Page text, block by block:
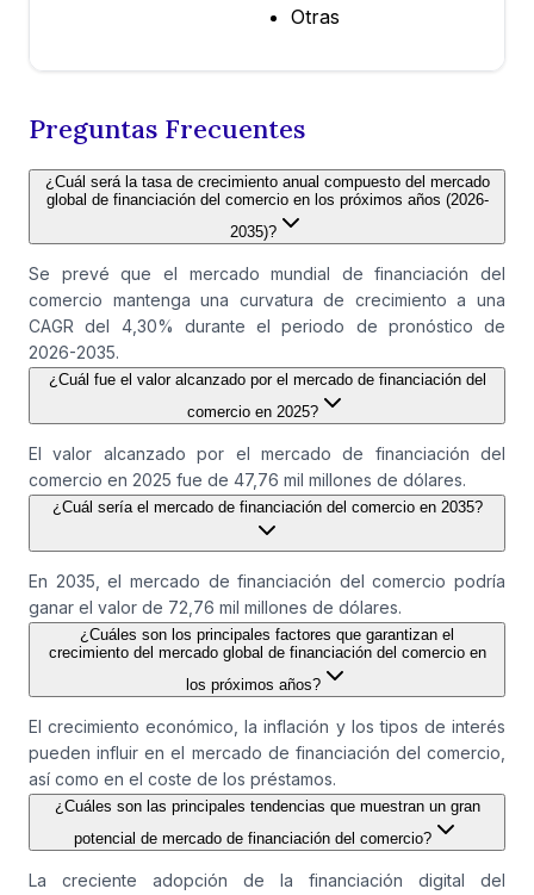
Otras
Preguntas Frecuentes
¿Cuál será la tasa de crecimiento anual compuesto del mercado
global de financiación del comercio en los próximos años (2026-
2035)?
Se prevé que el mercado mundial de financiación del
comercio mantenga una curvatura de crecimiento a una
CAGR del 4,30% durante el periodo de pronóstico de
2026-2035.
¿Cuál fue el valor alcanzado por el mercado de financiación del
comercio en 2025?
El valor alcanzado por el mercado de financiación del
comercio en 2025 fue de 47,76 mil millones de dólares.
¿Cuál sería el mercado de financiación del comercio en 2035?
En 2035, el mercado de financiación del comercio podría
ganar el valor de 72,76 mil millones de dólares.
¿Cuáles son los principales factores que garantizan el
crecimiento del mercado global de financiación del comercio en
los próximos años?
El crecimiento económico, la inflación y los tipos de interés
pueden influir en el mercado de financiación del comercio,
así como en el coste de los préstamos.
¿Cuáles son las principales tendencias que muestran un gran
potencial de mercado de financiación del comercio?
La creciente adopción de la financiación digital del